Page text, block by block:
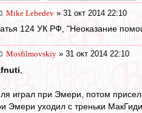
Mike Lebedev » 31 окт 2014 22:10
124 УК РФ, "Неоказание
Mosfilmovskiy » 31 окт 2014 22:10
играл при Эмери, потом присел.
Эмери уходил с треньки